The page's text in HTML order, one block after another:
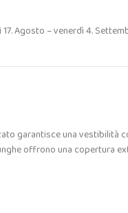
17. Agosto – venerdì 4.
garantisce una vestibilità
offrono una copertura